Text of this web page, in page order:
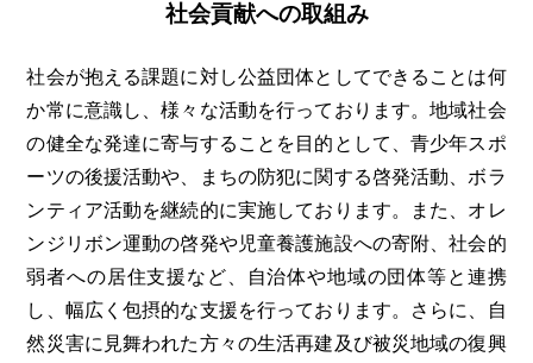
社会貢献への取組み
社会が抱える課題に対し公益団体としてできることは何
か常に意識し、様々な活動を行っております。地域社会
の健全な発達に寄与することを目的として、青少年スポ
ーツの後援活動や、まちの防犯に関する啓発活動、ボラ
ンティア活動を継続的に実施しております。また、オレ
ンジリボン運動の啓発や児童養護施設への寄附、社会的
弱者への居住支援など、自治体や地域の団体等と連携
し、幅広く包摂的な支援を行っております。さらに、自
然災害に見舞われた方々の生活再建及び被災地域の復興